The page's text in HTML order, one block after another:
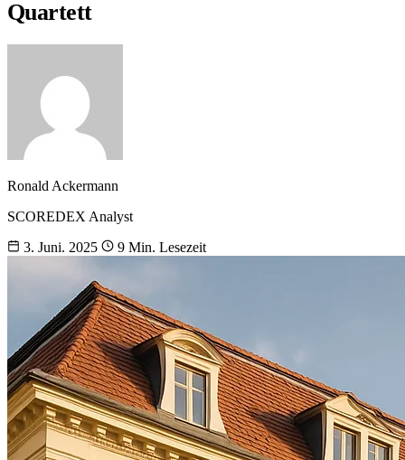
Quartett
Ronald Ackermann
SCOREDEX Analyst
3. Juni. 2025
9 Min. Lesezeit